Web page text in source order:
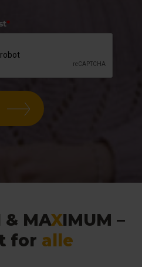
*
& MAXIMUM –
for alle